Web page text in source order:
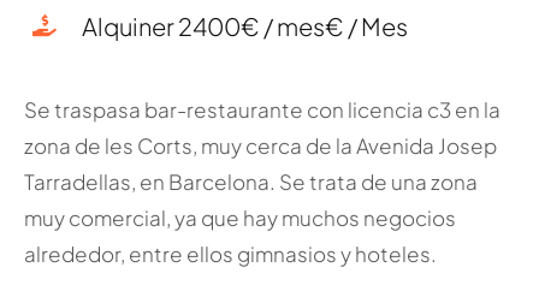
Alquiner 2400€ / mes€ / Mes
Se traspasa bar-restaurante con licencia c3 en la
zona de les Corts, muy cerca de la Avenida Josep
Tarradellas, en Barcelona. Se trata de una zona
muy comercial, ya que hay muchos negocios
alrededor, entre ellos gimnasios y hoteles.